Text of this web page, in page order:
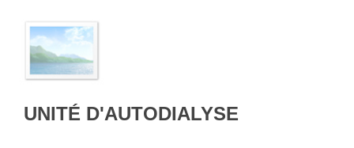
UNITÉ D'AUTODIALYSE